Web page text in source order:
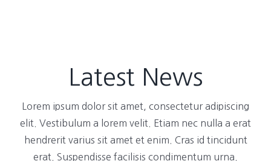
Latest News
Lorem ipsum dolor sit amet, consectetur adipiscing
elit. Vestibulum a lorem velit. Etiam nec nulla a erat
hendrerit varius sit amet et enim. Cras id tincidunt
erat. Suspendisse facilisis condimentum urna.